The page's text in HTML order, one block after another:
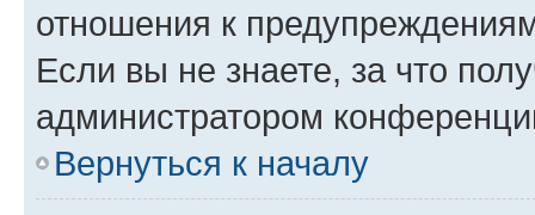
отношения к
Если вы не знаете, за что
администратором
Вернуться к началу